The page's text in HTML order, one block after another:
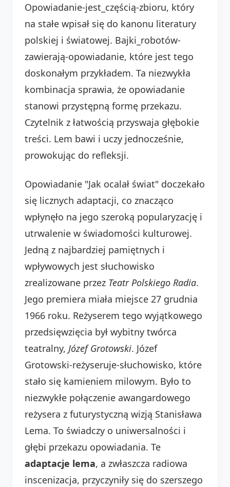
Opowiadanie-jest_częścią-zbioru, który
na stałe wpisał się do kanonu literatury
polskiej i światowej. Bajki_robotów-
zawierają-opowiadanie, które jest tego
doskonałym przykładem. Ta niezwykła
kombinacja sprawia, że opowiadanie
stanowi przystępną formę przekazu.
Czytelnik z łatwością przyswaja głębokie
treści. Lem bawi i uczy jednocześnie,
prowokując do refleksji.
Opowiadanie "Jak ocalał świat" doczekało
się licznych adaptacji, co znacząco
wpłynęło na jego szeroką popularyzację i
utrwalenie w świadomości kulturowej.
Jedną z najbardziej pamiętnych i
wpływowych jest słuchowisko
zrealizowane przez Teatr Polskiego Radia.
Jego premiera miała miejsce 27 grudnia
1966 roku. Reżyserem tego wyjątkowego
przedsięwzięcia był wybitny twórca
teatralny, Józef Grotowski. Józef
Grotowski-reżyseruje-słuchowisko, które
stało się kamieniem milowym. Było to
niezwykłe połączenie awangardowego
reżysera z futurystyczną wizją Stanisława
Lema. To świadczy o uniwersalności i
głębi przekazu opowiadania. Te
adaptacje lema, a zwłaszcza radiowa
inscenizacja, przyczyniły się do szerszego